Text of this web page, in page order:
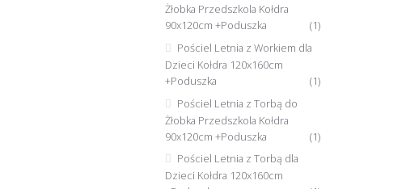
Żłobka Przedszkola Kołdra
90x120cm +Poduszka
(1)
Pościel Letnia z Workiem dla
Dzieci Kołdra 120x160cm
+Poduszka
(1)
Pościel Letnia z Torbą do
Żłobka Przedszkola Kołdra
90x120cm +Poduszka
(1)
Pościel Letnia z Torbą dla
Dzieci Kołdra 120x160cm